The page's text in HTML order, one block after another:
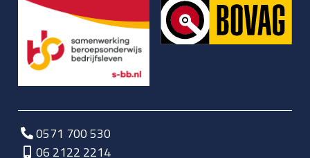
0571 700 530
06 2122 2214